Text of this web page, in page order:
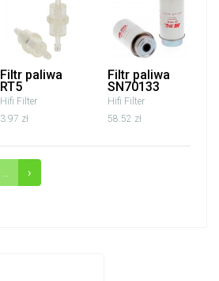
Filtr paliwa
RT5
Hifi Filter
3.97 zł
Filtr paliwa
SN70133
Hifi Filter
58.52 zł
... ›